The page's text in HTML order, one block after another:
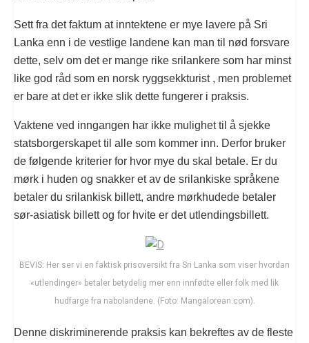
Sett fra det faktum at inntektene er mye lavere på Sri
Lanka enn i de vestlige landene kan man til nød forsvare
dette, selv om det er mange rike srilankere som har minst
like god råd som en norsk ryggsekkturist , men problemet
er bare at det er ikke slik dette fungerer i praksis.
Vaktene ved inngangen har ikke mulighet til å sjekke
statsborgerskapet til alle som kommer inn. Derfor bruker
de følgende kriterier for hvor mye du skal betale. Er du
mørk i huden og snakker et av de srilankiske språkene
betaler du srilankisk billett, andre mørkhudede betaler
sør-asiatisk billett og for hvite er det utlendingsbillett.
BEVIS: Her ser vi en faktisk prisoversikt fra Sri Lanka som viser hvordan
«utlendinger» betaler betydelig mer enn innfødte eller folk med lik
hudfarge fra nabolandene. (Foto: Mangalorean.com).
Denne diskriminerende praksis kan bekreftes av de fleste